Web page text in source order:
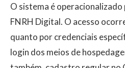
O sistema é
FNRH Digital. O acesso
quanto por credenciais
login dos meios de